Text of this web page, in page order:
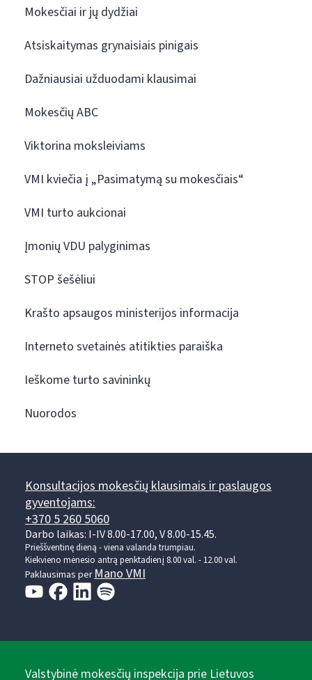
Mokesčiai ir jų dydžiai
Atsiskaitymas grynaisiais pinigais
Dažniausiai užduodami klausimai
Mokesčių ABC
Viktorina moksleiviams
VMI kviečia į „Pasimatymą su mokesčiais“
VMI turto aukcionai
Įmonių VDU palyginimas
STOP šešėliui
Krašto apsaugos ministerijos informacija
Interneto svetainės atitikties paraiška
Ieškome turto savininkų
Nuorodos
Konsultacijos mokesčių klausimais ir paslaugos
gyventojams:
+370 5 260 5060
Darbo laikas: I-IV 8.00-17.00, V 8.00-15.45.
Prieššventinę dieną - viena valanda trumpiau.
Kiekvieno mėnesio antrą penktadienį 8.00 val. - 12.00 val.
Paklausimas perMano VMI
Valstybinė mokesčių inspekcija prie Lietuvos